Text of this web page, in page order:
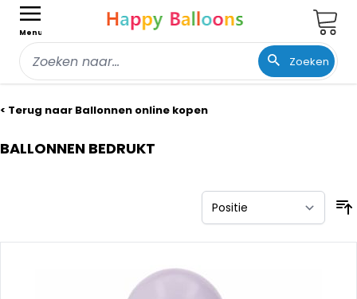
Menu
Zoeken
< Terug naar Ballonnen online kopen
BALLONNEN BEDRUKT